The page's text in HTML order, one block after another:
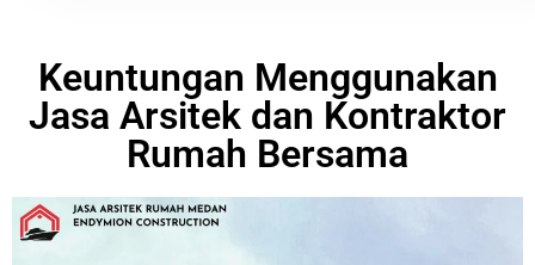
Keuntungan Menggunakan
Jasa Arsitek dan Kontraktor
Rumah Bersama